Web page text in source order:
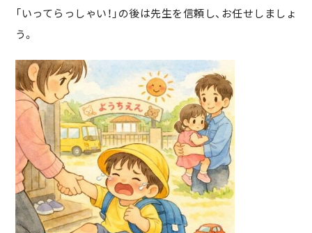
「いってらっしゃい！」の後は先生を信頼し、お任せしましょ
う。